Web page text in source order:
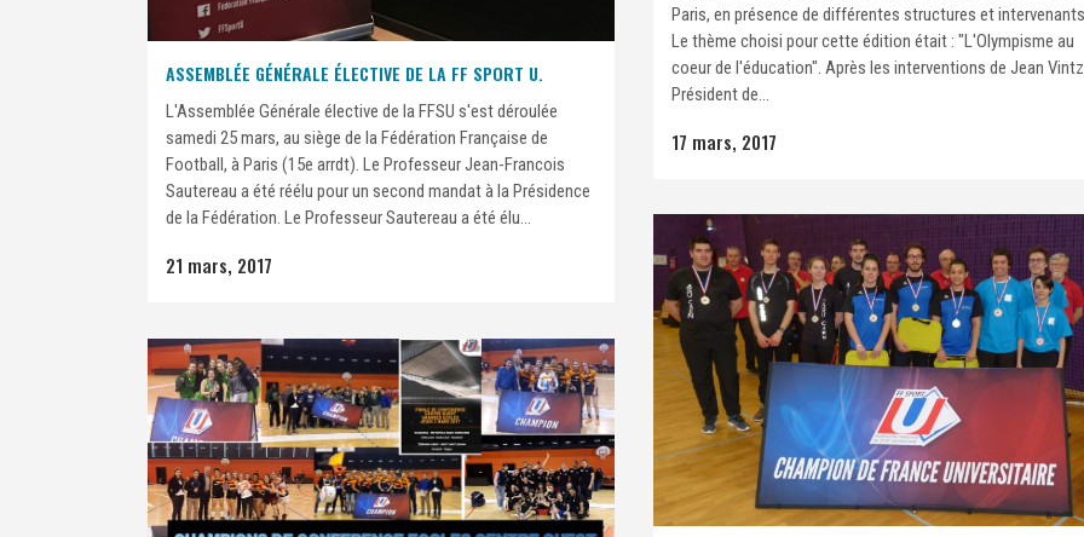
ASSEMBLÉE GÉNÉRALE ÉLECTIVE DE LA FF SPORT U.
L'Assemblée Générale élective de la FFSU s'est déroulée
samedi 25 mars, au siège de la Fédération Française de
Football, à Paris (15e arrdt). Le Professeur Jean-Francois
Sautereau a été réélu pour un second mandat à la Présidence
de la Fédération. Le Professeur Sautereau a été élu...
21 mars, 2017
Paris, en présence de différentes structures et
Le thème choisi pour cette édition était : "L'Olympisme au
coeur de l'éducation". Après les interventions de Jean
Président de...
17 mars, 2017